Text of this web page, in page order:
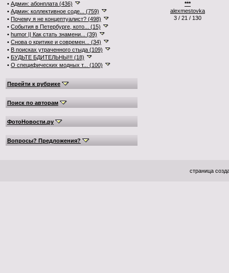
• Админ: абонплата (436)
• Админ: коллективное соде... (759)
• Почему я не концептуалист? (498)
• События в Петербурге, кото... (15)
• humor || Как стать знамени... (39)
• Снова о критике и современ... (34)
• В поисках утраченного стыда (109)
• БУДЬТЕ БДИТЕЛЬНЫ!!! (18)
• О специфических модных т... (100)
Перейти к рубрике
Поиск по авторам
ФотоНовости.ру
Вопросы? Предложения?
***
alexmestovka
3 / 21 / 130
страница